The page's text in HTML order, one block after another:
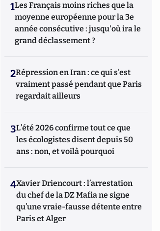
1Les Français moins riches que la
moyenne européenne pour la 3e
année consécutive : jusqu'où ira le
grand déclassement ?
2Répression en Iran : ce qui s'est
vraiment passé pendant que Paris
regardait ailleurs
3L’été 2026 confirme tout ce que
les écologistes disent depuis 50
ans : non, et voilà pourquoi
4Xavier Driencourt : l’arrestation
du chef de la DZ Mafia ne signe
qu’une vraie-fausse détente entre
Paris et Alger